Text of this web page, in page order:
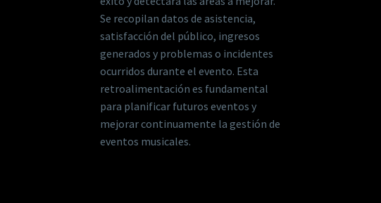
Se recopilan datos de asistencia,
satisfacción del público, ingresos
generados y problemas o incidentes
ocurridos durante el evento. Esta
retroalimentación es fundamental
para planificar futuros eventos y
mejorar continuamente la gestión de
eventos musicales.